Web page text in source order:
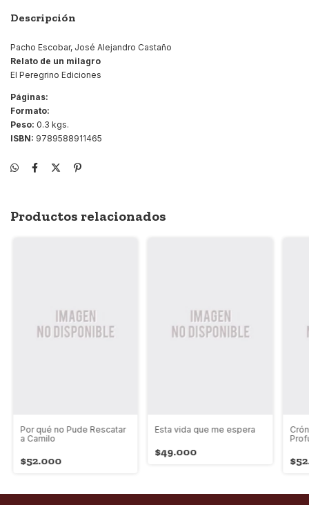
Descripción
Pacho Escobar, José Alejandro Castaño
Relato de un milagro
El Peregrino Ediciones
Páginas:
Formato:
Peso: 0.3 kgs.
ISBN: 9789588911465
Productos relacionados
Por qué no Pude Rescatar
a Camilo
$52.000
Esta vida que me espera
$49.000